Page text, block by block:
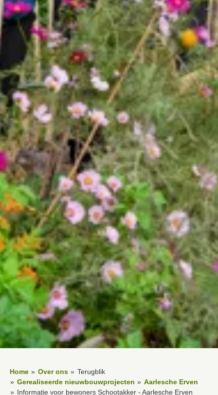
Home Over ons
Terugblik
Gerealiseerde nieuwbouwprojecten
Aarlesche Erven
Informatie voor bewoners Schootakker - Aarlesche Erven